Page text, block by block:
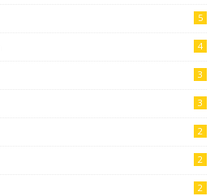
5
4
3
3
2
2
2